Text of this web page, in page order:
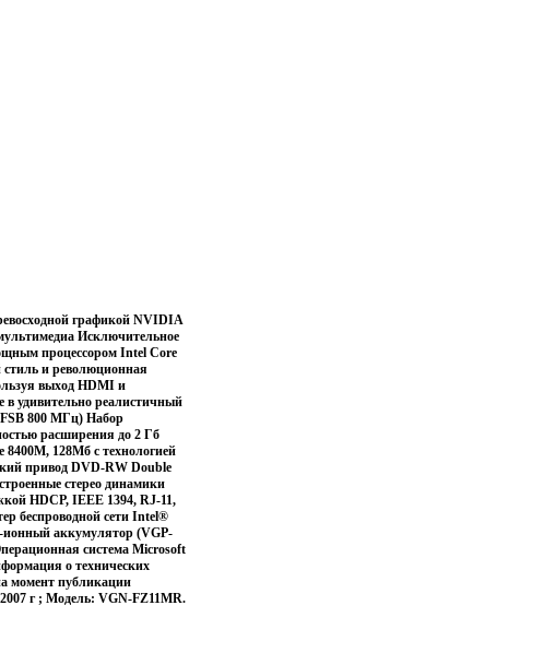
графикой NVIDIA
Исключительное
процессором Intel Core
и революционная
выход HDMI и
удивительно реалистичный
800 МГц) Набор
расширения до 2 Гб
128Мб с технологией
привод DVD-RW Double
стерео динамики
HDCP, IEEE 1394, RJ-11,
беспроводной сети Intel®
ионный аккумулятор (VGP-
система Microsoft
о технических
момент публикации
г ; Модель: VGN-FZ11MR.